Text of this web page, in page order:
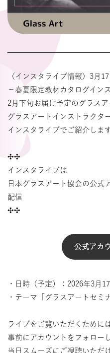
〈インスタライブ情報〉3月
－春夏限定教材カタログイン
2月下旬お届け予定のグラス
グラスアートインストラクタ
インスタライブでご紹介します
✣✣
インスタライブは
日本グラスアート協会の公
配信
✣✣
公式アカ
・日時（予定）：2026年3月
・テーマ「グラスアートセミ
ライブをご覧いただくためには
事前にアカウントをフォロー
当日スムーズにご視聴いただ